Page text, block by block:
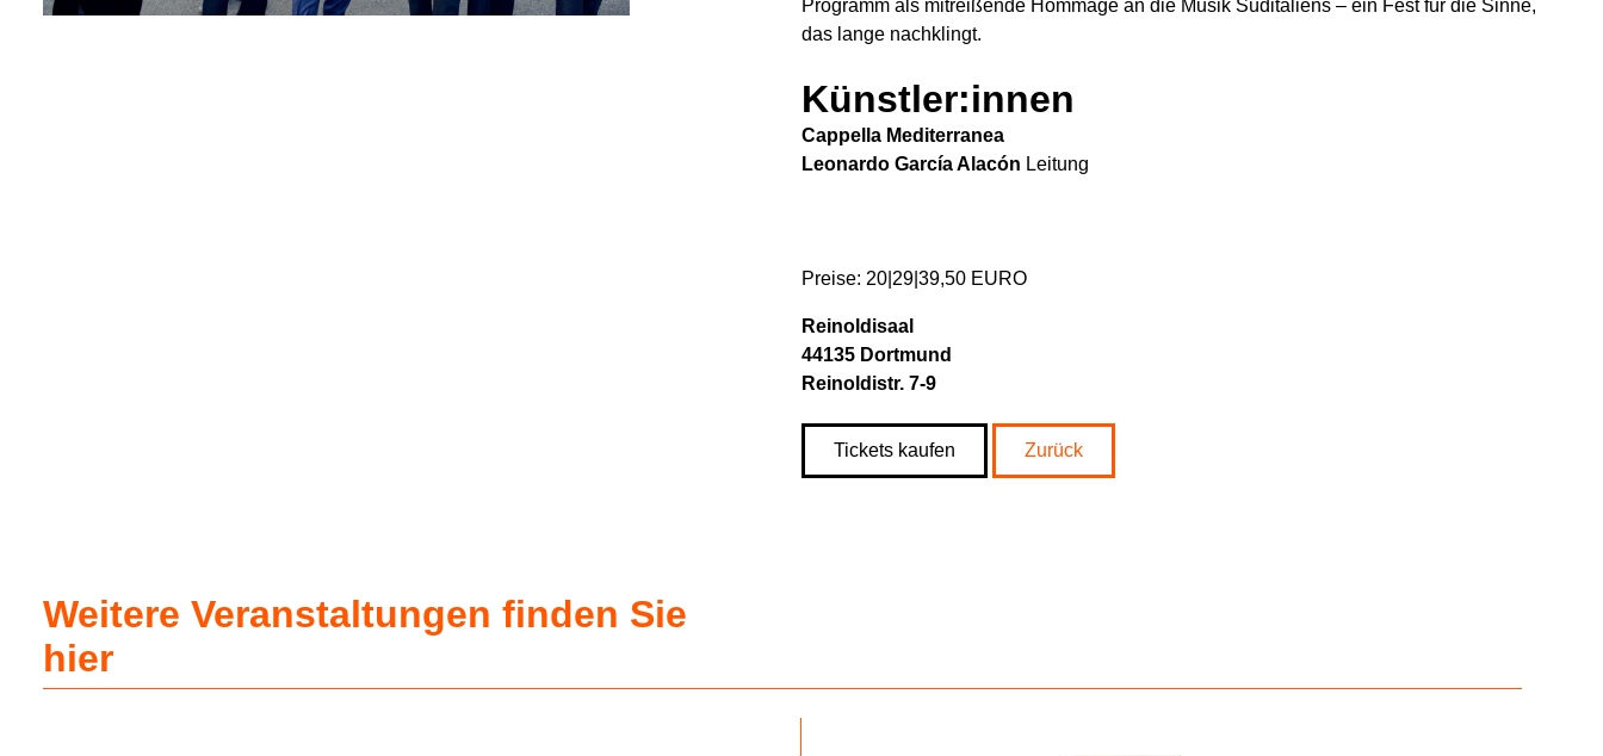
Programm als mitreißende Hommage an die Musik Süditaliens – ein Fest für die Sinne,
das lange nachklingt.
Künstler:innen
Cappella Mediterranea
Leonardo García Alacón Leitung
Preise: 20|29|39,50 EURO
Reinoldisaal
44135 Dortmund
Reinoldistr. 7-9
Tickets kaufen Zurück
Weitere Veranstaltungen finden Sie
hier